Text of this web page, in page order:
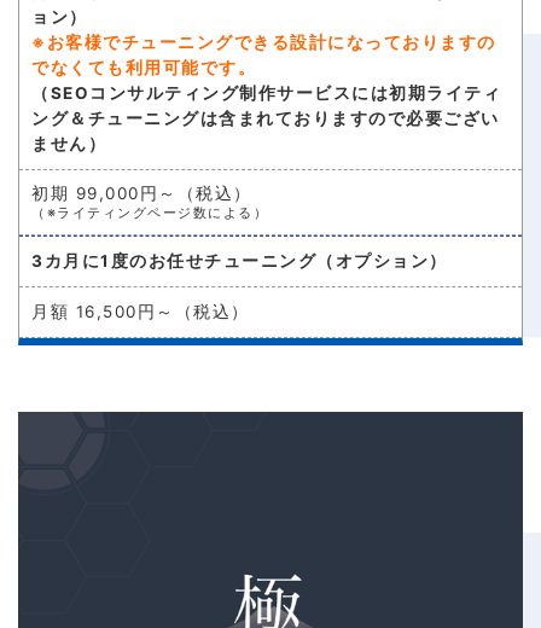
ョン）
※お客様でチューニングできる設計になっておりますの
でなくても利用可能です。
（SEOコンサルティング制作サービスには初期ライティ
ング＆チューニングは含まれておりますので必要ござい
ません）
初期 99,000円～（税込）
（※ライティングページ数による）
3カ月に1度のお任せチューニング （オプション）
月額 16,500円～（税込）